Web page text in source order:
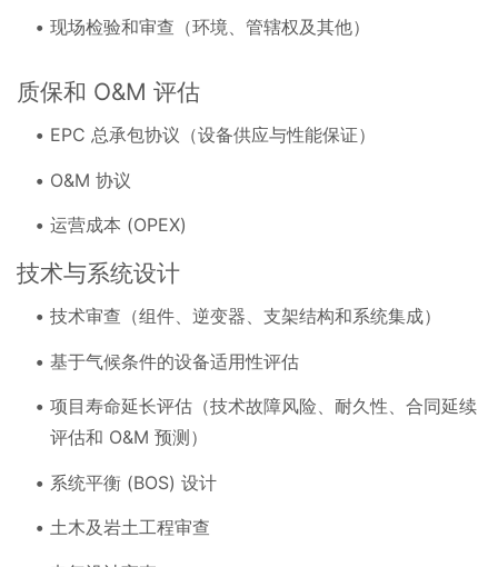
现场检验和审查（环境、管辖权及其他）
质保和 O&M 评估
EPC 总承包协议（设备供应与性能保证）
O&M 协议
运营成本 (OPEX)
技术与系统设计
技术审查（组件、逆变器、支架结构和系统集成）
基于气候条件的设备适用性评估
项目寿命延长评估（技术故障风险、耐久性、合同延续
评估和 O&M 预测）
系统平衡 (BOS) 设计
土木及岩土工程审查